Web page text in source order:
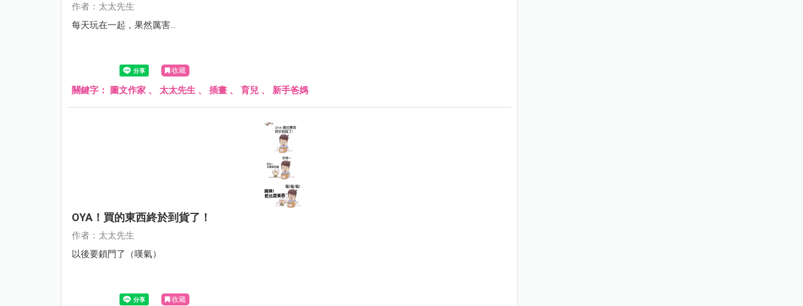
作者：太太先生
每天玩在一起，果然厲害...
收藏
關鍵字： 圖文作家 、 太太先生 、 插畫 、 育兒 、 新手爸媽
OYA！買的東西終於到貨了！
作者：太太先生
以後要鎖門了（嘆氣）
收藏